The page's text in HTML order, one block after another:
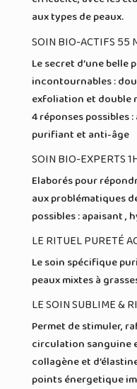
aux types de peaux.
SOIN BIO-ACTIFS 55
Le secret d’une belle
incontournables :
exfoliation et double
4 réponses possibles
purifiant et anti-âge
SOIN BIO-EXPERTS
Elaborés pour
aux problématiques
possibles : apaisant
LE RITUEL PURETÉ
Le soin spécifique
peaux mixtes à
LE SOIN SUBLIME &
Permet de stimuler,
circulation sanguine
collagène et
points énergetique